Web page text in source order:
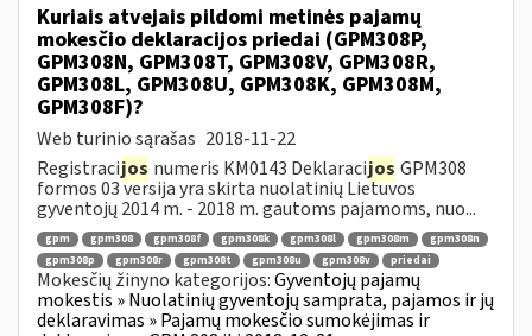
Kuriais atvejais pildomi metinės pajamų
mokesčio deklaracijos priedai (GPM308P,
GPM308N, GPM308T, GPM308V, GPM308R,
GPM308L, GPM308U, GPM308K, GPM308M,
GPM308F)?
Web turinio sąrašas 2018-11-22
Registracijos numeris KM0143 Deklaracijos GPM308
formos 03 versija yra skirta nuolatinių Lietuvos
gyventojų 2014 m. - 2018 m. gautoms pajamoms, nuo...
gpm gpm308 gpm308f gpm308k gpm308l gpm308m
gpm308n
gpm308p
gpm308r gpm308t gpm308u gpm308v priedai
Mokesčių žinyno kategorijos:Gyventojų pajamų
mokestis » Nuolatinių gyventojų samprata, pajamos ir jų
deklaravimas » Pajamų mokesčio sumokėjimas ir